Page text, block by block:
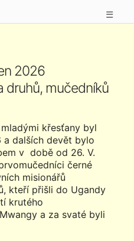
☰
2026
druhů, mučedníků
křesťany byl
a dalších devět bylo
v době od 26. V.
černé
misionářů
kteří přišli do Ugandy
krutého
a za svaté byli